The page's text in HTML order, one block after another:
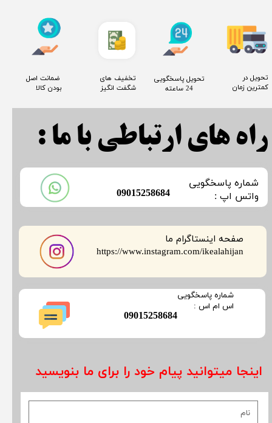
صفحه اینستاگرام ما
​​​​​​​https://www.instagram.com/ikealahijan
​شماره پاسخگویی
​​​​​واتس اپ :
​09015258684
اینجا میتوانید پیام خود را برای ما بنویسید
راه های ارتباطی با ما :
​09015258684
​شماره پاسخگویی
​​​​​اس ام اس :
​تحویل در
کمترین زمان
​تحویل پاسخگویی
24 ساعته
​تخفیف های
شگفت انگیز
​ ضمانت اصل
بودن کالا